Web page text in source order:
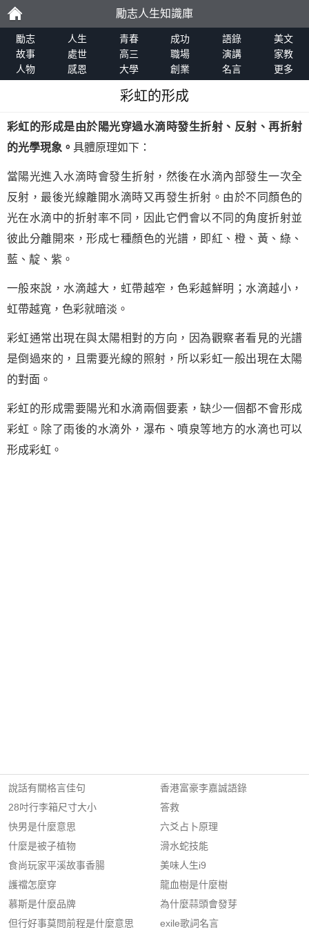
勵
志
勵志人生知識庫
勵志 人生 青春 成功 語錄
美文
故事
處世 高三 職場 演講
家教
人物
感恩 大學 創業 名言 更多
彩虹的形成
彩虹的形成是由於陽光穿過水滴時發生折射、反射、再折射
的光學現象。 具體原理如下：
當陽光進入水滴時會發生折射，然後在水滴內部發生一次全
反射，最後光線離開水滴時又再發生折射。由於不同顏色的
光在水滴中的折射率不同，因此它們會以不同的角度折射並
彼此分離開來，形成七種顏色的光譜，即紅、橙、黃、綠、
藍、靛、紫。
一般來說，水滴越大，虹帶越窄，色彩越鮮明；水滴越小，
虹帶越寬，色彩就暗淡。
彩虹通常出現在與太陽相對的方向，因為觀察者看見的光譜
是倒過來的，且需要光線的照射，所以彩虹一般出現在太陽
的對面。
彩虹的形成需要陽光和水滴兩個要素，缺少一個都不會形成
彩虹。除了雨後的水滴外，瀑布、噴泉等地方的水滴也可以
形成彩虹。
說話有關格言佳句
28吋行李箱尺寸大小
快男是什麼意思
什麼是被子植物
食尚玩家平溪故事香腸
護襠怎麼穿
慕斯是什麼品牌
但行好事莫問前程是什麼意思
香港富豪李嘉誠語錄
答救
六爻占卜原理
滑水蛇技能
美味人生i9
龍血樹是什麼樹
為什麼蒜頭會發芽
exile歌詞名言